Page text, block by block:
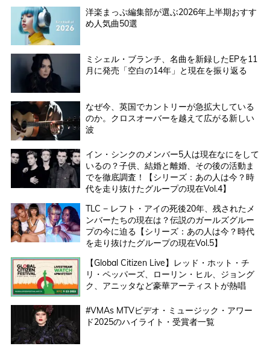
洋楽まっぷ編集部が選ぶ2026年上半期おすす
め人気曲50選
ミシェル・ブランチ、名曲を新録したEPを11
月に発売「空白の14年」と現在を振り返る
なぜ今、英国でカントリーが急拡大している
のか。クロスオーバーを越えて広がる新しい
波
イン・シンクのメンバー5人は現在なにをして
いるの？子供、結婚と離婚、その後の活動ま
でを徹底調査！【シリーズ：あの人は今？時
代を走り抜けたグループの現在Vol.4】
TLC − レフト・アイの死後20年、残されたメ
ンバーたちの現在は？伝説のガールズグルー
プの今に迫る【シリーズ：あの人は今？時代
を走り抜けたグループの現在Vol.5】
【Global Citizen Live】レッド・ホット・チ
リ・ペッパーズ、ローリン・ヒル、ジョング
ク、アニッタなど豪華アーティストが熱唱
#VMAs MTVビデオ・ミュージック・アワー
ド2025のハイライト・受賞者一覧